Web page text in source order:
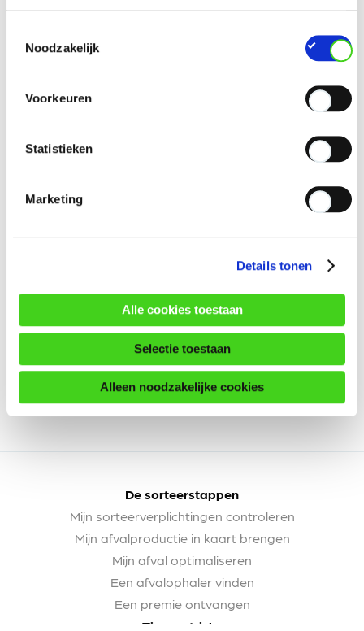
Noodzakelijk
Voorkeuren
Statistieken
Marketing
Details tonen
Alle cookies toestaan
Selectie toestaan
Alleen noodzakelijke cookies
De sorteerstappen
Mijn sorteerverplichtingen controleren
Mijn afvalproductie in kaart brengen
Mijn afval optimaliseren
Een afvalophaler vinden
Een premie ontvangen
Tips en tricks